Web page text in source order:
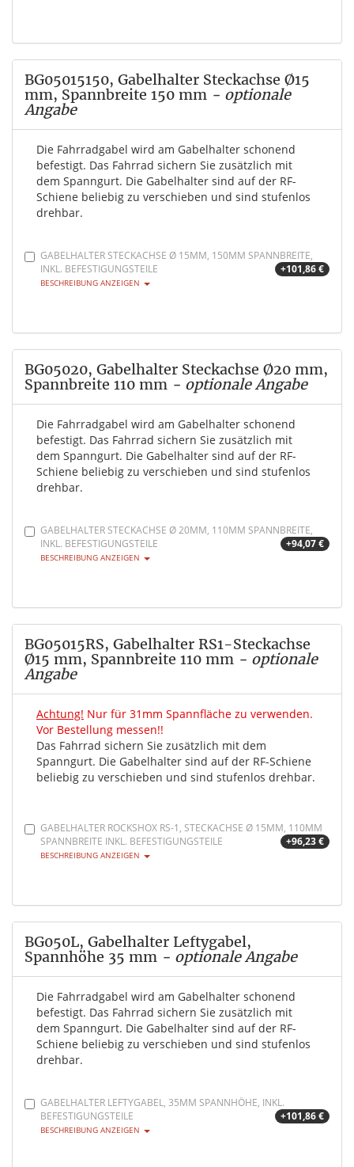
BG05015150, Gabelhalter Steckachse Ø15
mm, Spannbreite 150 mm - optionale
Angabe
Die Fahrradgabel wird am Gabelhalter schonend
befestigt. Das Fahrrad sichern Sie zusätzlich mit
dem Spanngurt. Die Gabelhalter sind auf der RF-
Schiene beliebig zu verschieben und sind stufenlos
drehbar.
GABELHALTER STECKACHSE Ø 15MM, 150MM SPANNBREITE,
INKL. BEFESTIGUNGSTEILE
+101,86 €
BESCHREIBUNG ANZEIGEN
BG05020, Gabelhalter Steckachse Ø20 mm,
Spannbreite 110 mm - optionale Angabe
Die Fahrradgabel wird am Gabelhalter schonend
befestigt. Das Fahrrad sichern Sie zusätzlich mit
dem Spanngurt. Die Gabelhalter sind auf der RF-
Schiene beliebig zu verschieben und sind stufenlos
drehbar.
GABELHALTER STECKACHSE Ø 20MM, 110MM SPANNBREITE,
INKL. BEFESTIGUNGSTEILE
+94,07 €
BESCHREIBUNG ANZEIGEN
BG05015RS, Gabelhalter RS1-Steckachse
Ø15 mm, Spannbreite 110 mm - optionale
Angabe
Achtung! Nur für 31mm Spannfläche zu verwenden.
Vor Bestellung messen!!
Das Fahrrad sichern Sie zusätzlich mit dem
Spanngurt. Die Gabelhalter sind auf der RF-Schiene
beliebig zu verschieben und sind stufenlos drehbar.
GABELHALTER ROCKSHOX RS-1, STECKACHSE Ø 15MM, 110MM
SPANNBREITE INKL. BEFESTIGUNGSTEILE
+96,23 €
BESCHREIBUNG ANZEIGEN
BG050L, Gabelhalter Leftygabel,
Spannhöhe 35 mm - optionale Angabe
Die Fahrradgabel wird am Gabelhalter schonend
befestigt. Das Fahrrad sichern Sie zusätzlich mit
dem Spanngurt. Die Gabelhalter sind auf der RF-
Schiene beliebig zu verschieben und sind stufenlos
drehbar.
GABELHALTER LEFTYGABEL, 35MM SPANNHÖHE, INKL.
BEFESTIGUNGSTEILE
+101,86 €
BESCHREIBUNG ANZEIGEN